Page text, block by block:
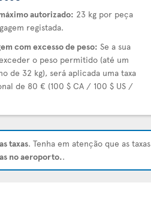
autorizado: 23 kg por peça
registada.
com excesso de peso: Se a sua
o peso permitido (até um
de 32 kg), será aplicada uma taxa
de 80 € (100 $ CA / 100 $ US /
taxas. Tenha em atenção que as taxas
no aeroporto..